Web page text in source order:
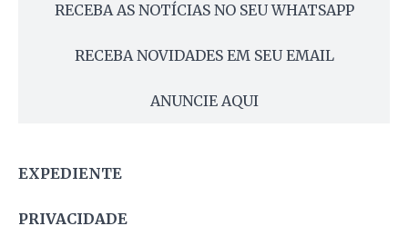
RECEBA AS NOTÍCIAS NO SEU WHATSAPP
RECEBA NOVIDADES EM SEU EMAIL
ANUNCIE AQUI
EXPEDIENTE
PRIVACIDADE